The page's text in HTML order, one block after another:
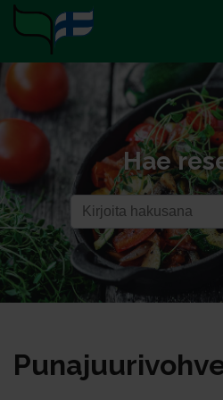
Hae